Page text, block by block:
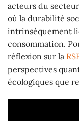
acteurs du
où la durabilité
intrinsèquement
consommation.
réflexion sur la
perspectives
écologiques que